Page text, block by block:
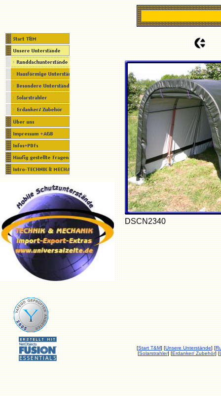
DSCN2340
[Start T&M] [Unsere Unterstände] [
[Solarstrahler] [Erdanker/ Zubehör] [